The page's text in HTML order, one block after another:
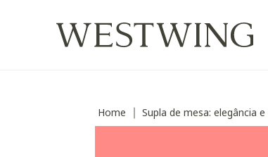
Home Supla de mesa: elegância